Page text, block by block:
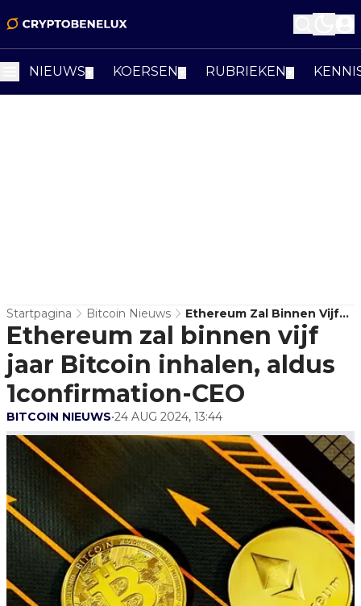
NIEUWS KOERSEN RUBRIEKEN
Startpagina Bitcoin Nieuws
Ethereum Zal Binnen Vijf
Jaar Bitcoin Inhalen, Aldus
1confirmation-CEO
Ethereum zal binnen vijf
jaar Bitcoin inhalen, aldus
1confirmation-CEO
BITCOIN NIEUWS•24 AUG 2024, 13:44